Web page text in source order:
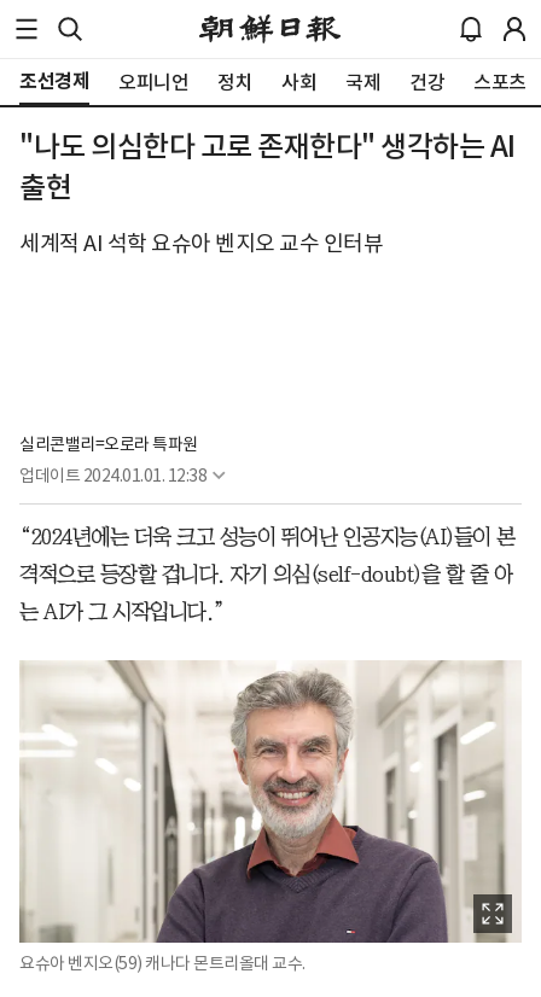
조선경제 오피니언 정치 사회 국제 건강 스포츠
"나도 의심한다 고로 존재한다" 생각하는 AI
출현
세계적 AI 석학 요슈아 벤지오 교수 인터뷰
실리콘밸리=오로라 특파원
업데이트 2024.01.01. 12:38
“2024년에는 더욱 크고 성능이 뛰어난 인공지능(AI)들이 본
격적으로 등장할 겁니다. 자기 의심(self-doubt)을 할 줄 아
는 AI가 그 시작입니다.”
요슈아 벤지오(59) 캐나다 몬트리올대 교수.